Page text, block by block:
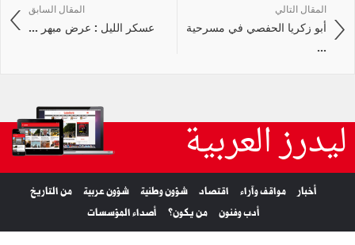
المقال السابق
عسكر الليل : عرض مبهر ...
المقال التالي
أبو زكريا الحفصي في مسرحية
...
ليدرز العربية
أخبار مواقف وآراء اقتصاد شؤون وطنية شؤون عربية
من التاريخ
أدب وفنون
من يكون؟ أصداء المؤسسات